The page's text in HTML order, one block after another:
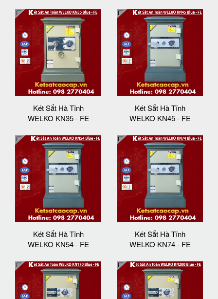
Két Sắt Hà Tĩnh
WELKO KN35 - FE
Két Sắt Hà Tĩnh
WELKO KN45 - FE
Két Sắt Hà Tĩnh
WELKO KN54 - FE
Két Sắt Hà Tĩnh
WELKO KN74 - FE